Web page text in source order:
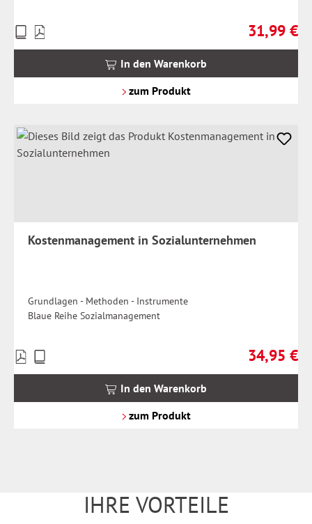
Regulärer
31,99 €
Preise
inkl.
In den Warenkorb
zum Produkt
Kostenmanagement in Sozialunternehmen
Grundlagen - Methoden - Instrumente
Blaue Reihe Sozialmanagement
Regulärer
34,95 €
Preise
inkl.
In den Warenkorb
zum Produkt
IHRE VORTEILE